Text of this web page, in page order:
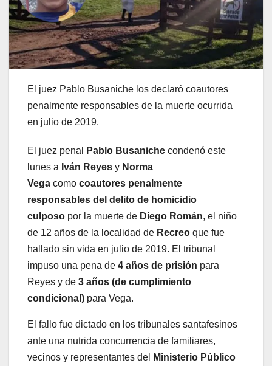
El juez Pablo Busaniche los declaró coautores
penalmente responsables de la muerte ocurrida
en julio de 2019.
El juez penal Pablo Busaniche condenó este
lunes a Iván Reyes y Norma
Vega como coautores penalmente
responsables del delito de homicidio
culposo por la muerte de Diego Román, el niño
de 12 años de la localidad de Recreo que fue
hallado sin vida en julio de 2019. El tribunal
impuso una pena de 4 años de prisión para
Reyes y de 3 años (de cumplimiento
condicional) para Vega.
El fallo fue dictado en los tribunales santafesinos
ante una nutrida concurrencia de familiares,
vecinos y representantes del
Ministerio Público